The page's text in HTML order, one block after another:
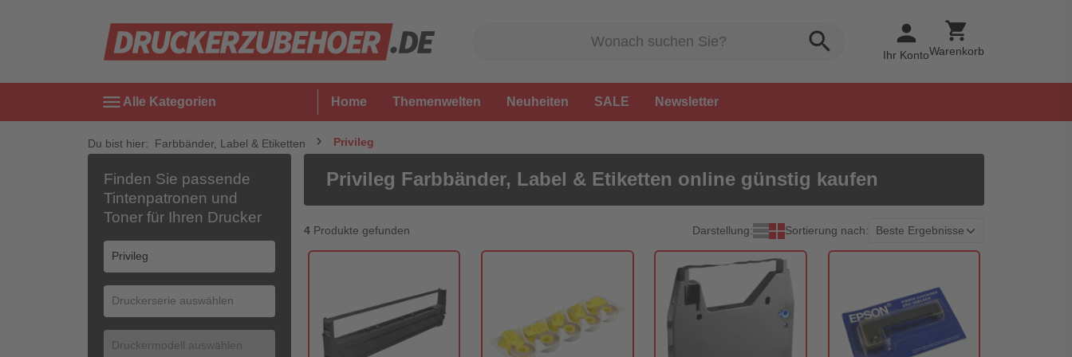
search person
Ihr Konto
shopping_cart
Warenkorb
menu Alle Kategorien Home Themenwelten Neuheiten SALE Newsletter
Du bist hier: Farbbänder, Label & Etiketten Privileg
Finden Sie passende
Tintenpatronen und
Toner für Ihren Drucker
Privileg Farbbänder, Label & Etiketten online günstig kaufen
4 Produkte gefunden Darstellung: Sortierung nach: